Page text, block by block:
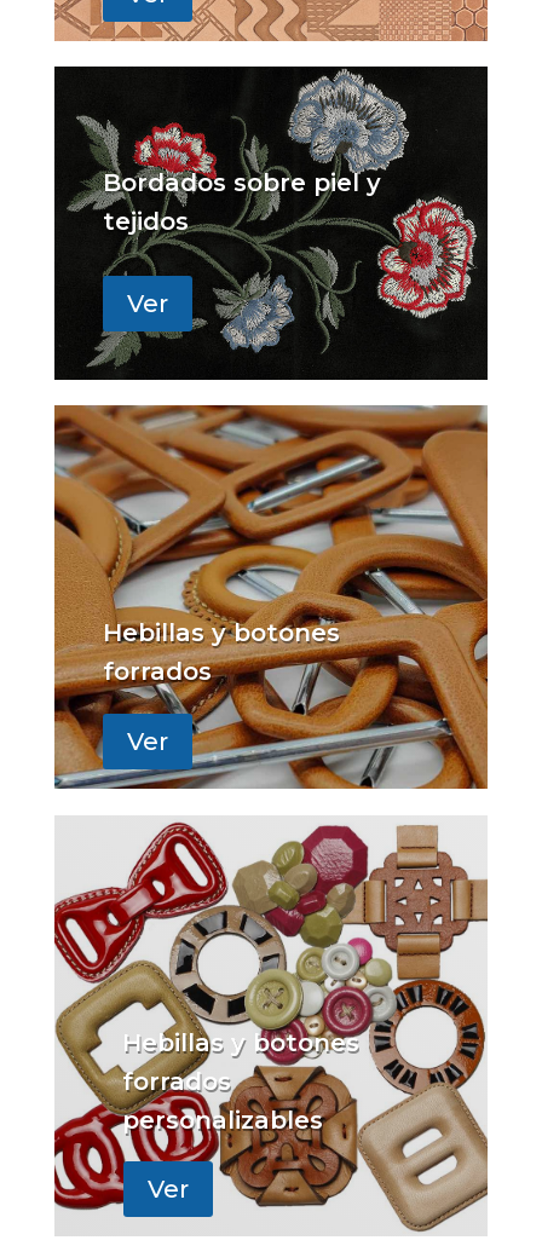
Bordados sobre piel y
tejidos
Ver
Hebillas y botones
forrados
Ver
Hebillas y botones
forrados
personalizables
Ver